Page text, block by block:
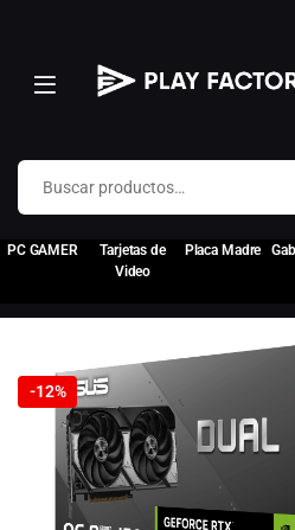
Buscar por:
PC GAMER
Tarjetas de
Video
Placa Madre
-12%